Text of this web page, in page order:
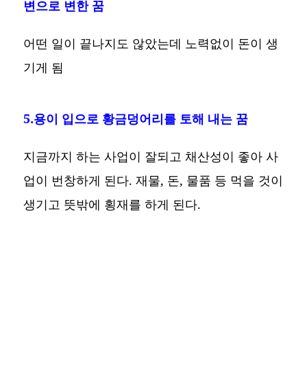
변으로 변한 꿈
어떤 일이 끝나지도 않았는데 노력없이 돈이 생
기게 됨
5.용이 입으로 황금덩어리를 토해 내는 꿈
지금까지 하는 사업이 잘되고 채산성이 좋아 사
업이 번창하게 된다. 재물, 돈, 물품 등 먹을 것이
생기고 뜻밖에 횡재를 하게 된다.